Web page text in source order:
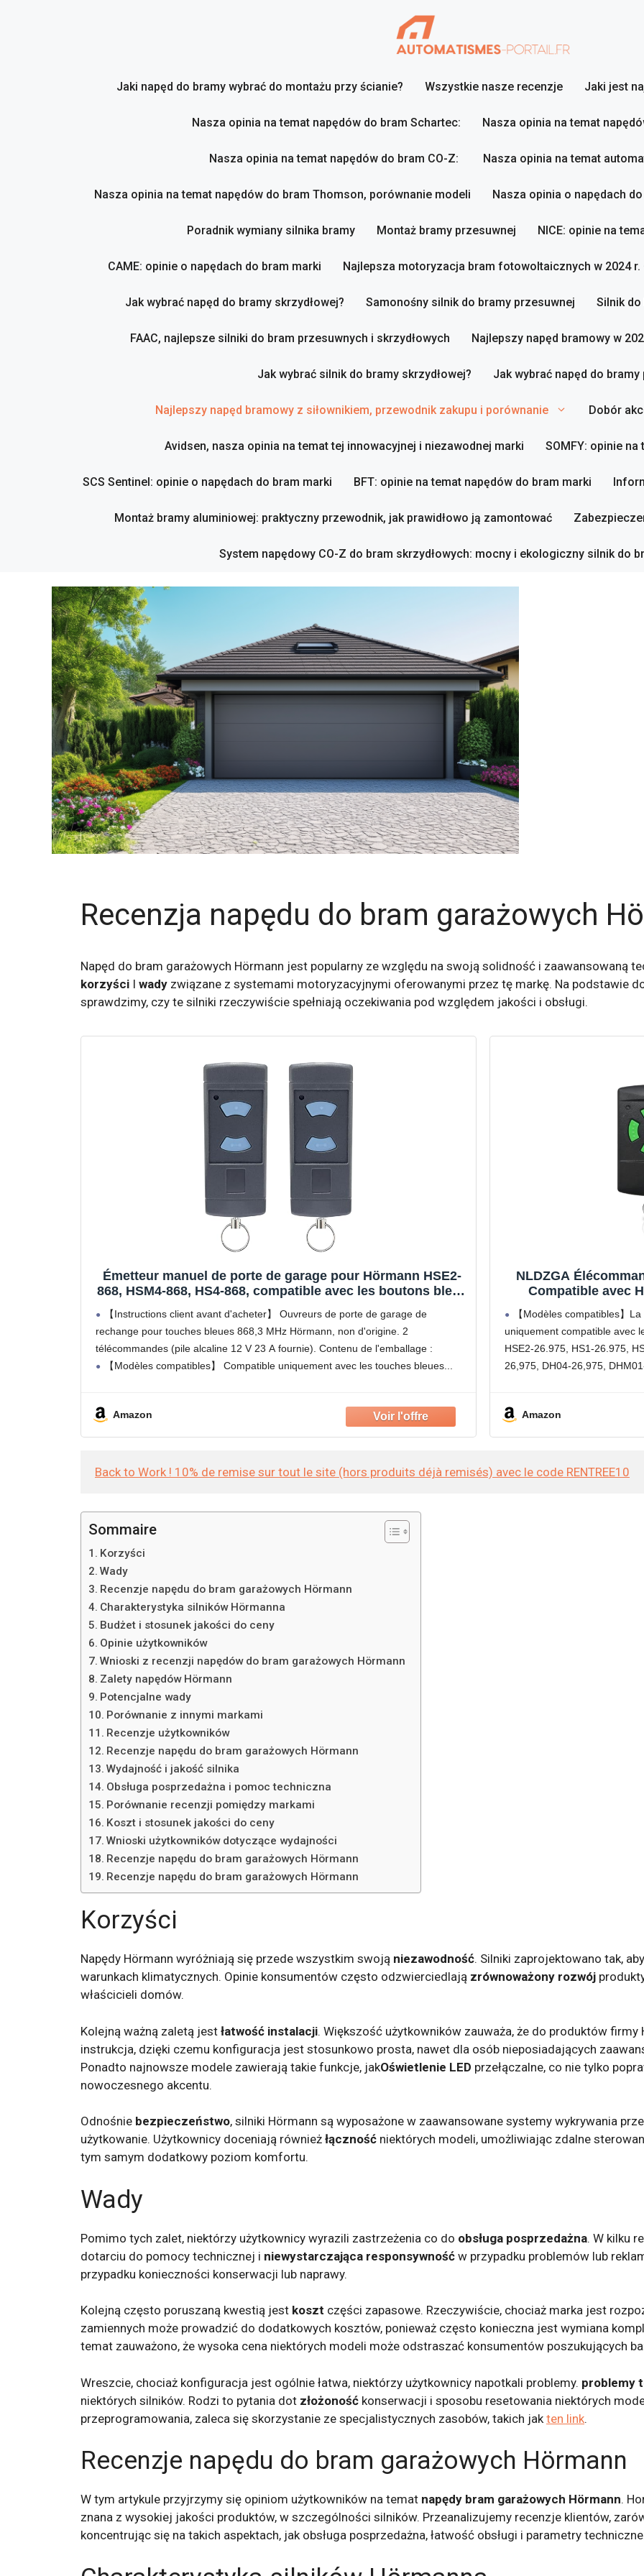
Jaki napęd do bramy wybrać do montażu przy ścianie? Wszystkie nasze recenzje Jaki jest
Nasza opinia na temat napędów do bram Schartec: Nasza opinia na temat
Nasza opinia na temat napędów do bram CO-Z: Nasza opinia na temat
Nasza opinia na temat napędów do bram Thomson, porównanie modeli Nasza opinia o napędach
Poradnik wymiany silnika bramy Montaż bramy przesuwnej NICE: opinie na
CAME: opinie o napędach do bram marki Najlepsza motoryzacja bram fotowoltaicznych w 2024
Jak wybrać napęd do bramy skrzydłowej? Samonośny silnik do bramy przesuwnej Silnik do
FAAC, najlepsze silniki do bram przesuwnych i skrzydłowych Najlepszy napęd bramowy w
Jak wybrać silnik do bramy skrzydłowej? Jak wybrać napęd do bramy
Najlepszy napęd bramowy z siłownikiem, przewodnik zakupu i porównanie Dobór
Avidsen, nasza opinia na temat tej innowacyjnej i niezawodnej marki SOMFY: opinie
SCS Sentinel: opinie o napędach do bram marki BFT: opinie na temat napędów do bram marki
Montaż bramy aluminiowej: praktyczny przewodnik, jak prawidłowo ją zamontować
System napędowy CO-Z do bram skrzydłowych: mocny i ekologiczny silnik do
Recenzja napędu do bram garażowych
Napęd do bram garażowych Hörmann jest popularny ze względu na swoją solidność i zaawansowaną
korzyści I wady związane z systemami motoryzacyjnymi oferowanymi przez tę markę. Na podstawie
sprawdzimy, czy te silniki rzeczywiście spełniają oczekiwania pod względem jakości i obsługi.
Émetteur manuel de porte de garage pour Hörmann HSE2-
868, HSM4-868, HS4-868, compatible avec les boutons bleus
Hörmann 868,3 MHz, combiné de télécommande de garage
(2 pièces)
【Instructions client avant d'acheter】 Ouvreurs de porte de garage de
rechange pour touches bleues 868,3 MHz Hörmann, non d'origine. 2
télécommandes (pile alcaline 12 V 23 A fournie). Contenu de l'emballage :
【Modèles compatibles】 Compatible uniquement avec les touches bleues
Amazon
NLDZGA
Compatible avec
DH01,HM02
Remplacement à
【Modèles compatibles】
uniquement compatible avec
HSE2-26.975, HS1-26.975,
26,975, DH04-26,975,
Amazon
Back to Work ! 10% de remise sur tout le site (hors produits déjà remisés) avec le code RENTREE10
Sommaire
Korzyści
Wady
Recenzje napędu do bram garażowych Hörmann
Charakterystyka silników Hörmanna
Budżet i stosunek jakości do ceny
Opinie użytkowników
Wnioski z recenzji napędów do bram garażowych Hörmann
Zalety napędów Hörmann
Potencjalne wady
Porównanie z innymi markami
Recenzje użytkowników
Recenzje napędu do bram garażowych Hörmann
Wydajność i jakość silnika
Obsługa posprzedażna i pomoc techniczna
Porównanie recenzji pomiędzy markami
Koszt i stosunek jakości do ceny
Wnioski użytkowników dotyczące wydajności
Recenzje napędu do bram garażowych Hörmann
Recenzje napędu do bram garażowych Hörmann
Korzyści
Napędy Hörmann wyróżniają się przede wszystkim swoją niezawodność. Silniki zaprojektowano tak,
warunkach klimatycznych. Opinie konsumentów często odzwierciedlają zrównoważony rozwój
właścicieli domów.
Kolejną ważną zaletą jest łatwość instalacji. Większość użytkowników zauważa, że ​​do produktów
instrukcja, dzięki czemu konfiguracja jest stosunkowo prosta, nawet dla osób nieposiadających
Ponadto najnowsze modele zawierają takie funkcje, jakOświetlenie LED przełączalne, co nie tylko
nowoczesnego akcentu.
Odnośnie bezpieczeństwo, silniki Hörmann są wyposażone w zaawansowane systemy wykrywania
użytkowanie. Użytkownicy doceniają również łączność niektórych modeli, umożliwiając zdalne
tym samym dodatkowy poziom komfortu.
Wady
Pomimo tych zalet, niektórzy użytkownicy wyrazili zastrzeżenia co do obsługa posprzedażna. W kilku
dotarciu do pomocy technicznej i niewystarczająca responsywność w przypadku problemów lub
przypadku konieczności konserwacji lub naprawy.
Kolejną często poruszaną kwestią jest koszt części zapasowe. Rzeczywiście, chociaż marka jest
zamiennych może prowadzić do dodatkowych kosztów, ponieważ często konieczna jest wymiana
temat zauważono, że wysoka cena niektórych modeli może odstraszać konsumentów poszukujących
Wreszcie, chociaż konfiguracja jest ogólnie łatwa, niektórzy użytkownicy napotkali problemy. problemy
niektórych silników. Rodzi to pytania dot złożoność konserwacji i sposobu resetowania niektórych
przeprogramowania, zaleca się skorzystanie ze specjalistycznych zasobów, takich jak ten link.
Recenzje napędu do bram garażowych Hörmann
W tym artykule przyjrzymy się opiniom użytkowników na temat napędy bram garażowych Hörmann.
znana z wysokiej jakości produktów, w szczególności silników. Przeanalizujemy recenzje klientów,
koncentrując się na takich aspektach, jak obsługa posprzedażna, łatwość obsługi i parametry